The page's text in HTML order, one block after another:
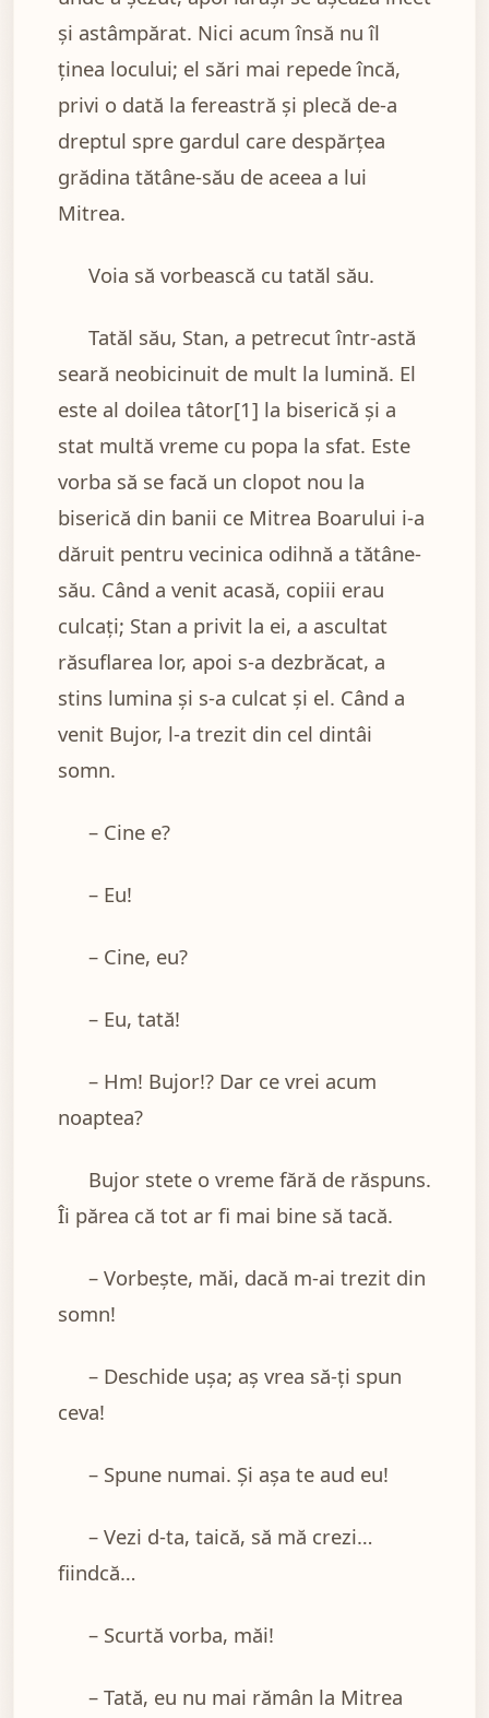
și astâmpărat. Nici acum însă nu îl
ținea locului; el sări mai repede încă,
privi o dată la fereastră și plecă de-a
dreptul spre gardul care despărțea
grădina tătâne-său de aceea a lui
Mitrea.
Voia să vorbească cu tatăl său.
Tatăl său, Stan, a petrecut într-astă
seară neobicinuit de mult la lumină. El
este al doilea tâtor[1] la biserică și a
stat multă vreme cu popa la sfat. Este
vorba să se facă un clopot nou la
biserică din banii ce Mitrea Boarului i-a
dăruit pentru vecinica odihnă a tătâne-
său. Când a venit acasă, copiii erau
culcați; Stan a privit la ei, a ascultat
răsuflarea lor, apoi s-a dezbrăcat, a
stins lumina și s-a culcat și el. Când a
venit Bujor, l-a trezit din cel dintâi
somn.
– Cine e?
– Eu!
– Cine, eu?
– Eu, tată!
– Hm! Bujor!? Dar ce vrei acum
noaptea?
Bujor stete o vreme fără de răspuns.
Îi părea că tot ar fi mai bine să tacă.
– Vorbește, măi, dacă m-ai trezit din
somn!
– Deschide ușa; aș vrea să-ți spun
ceva!
– Spune numai. Și așa te aud eu!
– Vezi d-ta, taică, să mă crezi…
fiindcă…
– Scurtă vorba, măi!
– Tată, eu nu mai rămân la Mitrea